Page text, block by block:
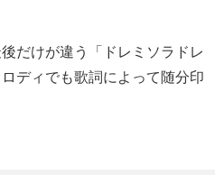
だけが違う「ドレミソラドレ
ディでも歌詞によって随分印